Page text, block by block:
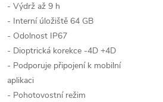
- Výdrž až 9 h
- Interní úložiště 64 GB
- Odolnost IP67
- Dioptrická korekce -4D +4D
- Podporuje připojení k mobilní
aplikaci
- Pohotovostní režim